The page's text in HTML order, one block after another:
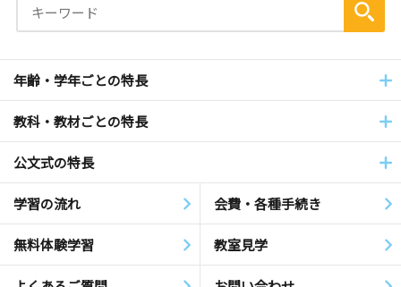
年齢・学年ごとの特長
教科・教材ごとの特長
公文式の特長
学習の流れ 会費・各種手続き
無料体験学習 教室見学